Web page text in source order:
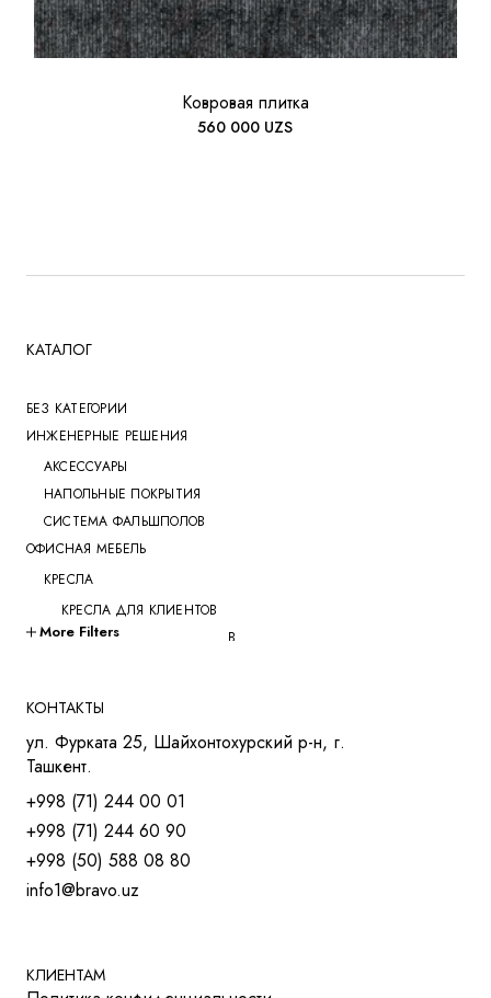
Ковровая плитка
560 000 UZS
КАТАЛОГ
БЕЗ КАТЕГОРИИ
ИНЖЕНЕРНЫЕ РЕШЕНИЯ
АКСЕССУАРЫ
НАПОЛЬНЫЕ ПОКРЫТИЯ
СИСТЕМА ФАЛЬШПОЛОВ
ОФИСНАЯ МЕБЕЛЬ
КРЕСЛА
КРЕСЛА ДЛЯ КЛИЕНТОВ
КРЕСЛА ДЛЯ ПЕРЕГОВОРОВ
КРЕСЛА ДЛЯ ТРЕНИНГОВ
МЯГКАЯ МЕБЕЛЬ
СТОЛЫ
СТОЛ ДЛЯ РУКОВОДИТЕЛЯ
СТОЛЫ OPEN-SPACE
СТОЛЫ ДЛЯ МЕНЕДЖЕРОВ
СТОЛЫ ДЛЯ ПЕРЕГОВОРОВ
ШКАФЫ И ТУМБЫ
More Filters
КОНТАКТЫ
ул. Фурката 25, Шайхонтохурский р-н, г.
Ташкент.
+998 (71) 244 00 01
+998 (71) 244 60 90
+998 (50) 588 08 80
info1@bravo.uz
КЛИЕНТАМ